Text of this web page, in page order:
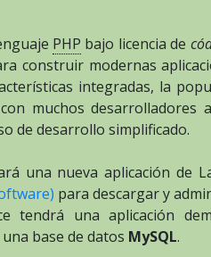
PHP bajo licencia de
construir modernas
integradas, la
muchos desarrolladores
de desarrollo simplificado.
una nueva aplicación de
para descargar y
tendrá una aplicación
base de datos MySQL.